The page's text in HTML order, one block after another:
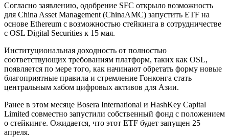
Согласно заявлению, одобрение SFC открыло возможность
для China Asset Management (ChinaAMC) запустить ETF на
основе Ethereum с возможностью стейкинга в сотрудничестве
с OSL Digital Securities к 15 мая.
Институциональная доходность от полностью
соответствующих требованиям платформ, таких как OSL,
появляется по мере того, как начинают обретать форму новые
благоприятные правила и стремление Гонконга стать
центральным хабом цифровых активов для Азии.
Ранее в этом месяце Bosera International и HashKey Capital
Limited совместно запустили собственный фонд с положением
о стейкинге. Ожидается, что этот ETF будет запущен 25
апреля.